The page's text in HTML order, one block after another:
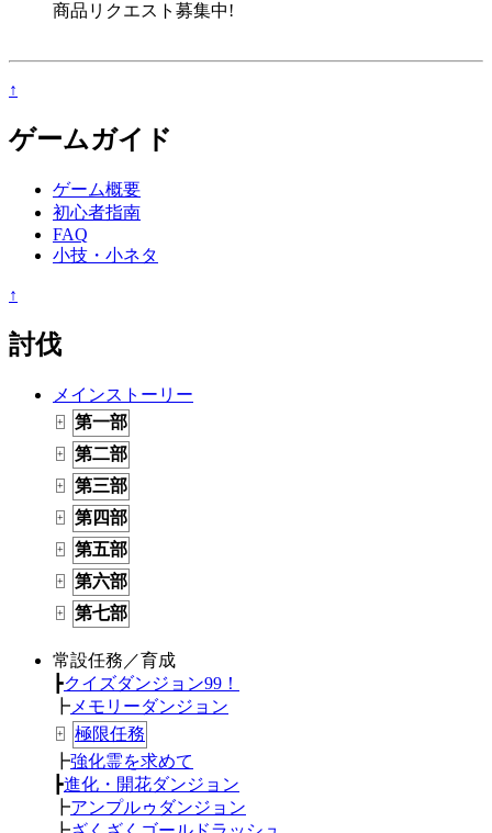
商品リクエスト募集中!
↑
ゲームガイド
ゲーム概要
初心者指南
FAQ
小技・小ネタ
↑
討伐
メインストーリー
+ 第一部
+ 第二部
+ 第三部
+ 第四部
+ 第五部
+ 第六部
+ 第七部
常設任務／育成
┣クイズダンジョン99！
┣ メモリーダンジョン
+
極限任務
┣強化霊を求めて
┣進化・開花ダンジョン
┣アンプルゥダンジョン